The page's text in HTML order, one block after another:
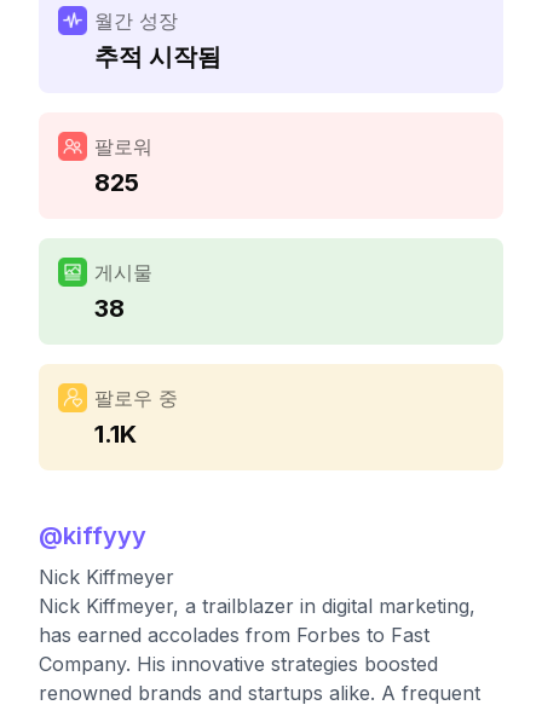
월간 성장
추적 시작됨
팔로워
825
게시물
38
팔로우 중
1.1K
@kiffyyy
Nick Kiffmeyer
Nick Kiffmeyer, a trailblazer in digital marketing,
has earned accolades from Forbes to Fast
Company. His innovative strategies boosted
renowned brands and startups alike. A frequent